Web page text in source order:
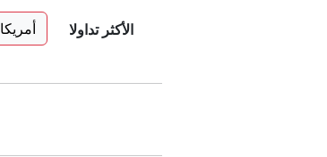
الأكثر تداولا أمريكا